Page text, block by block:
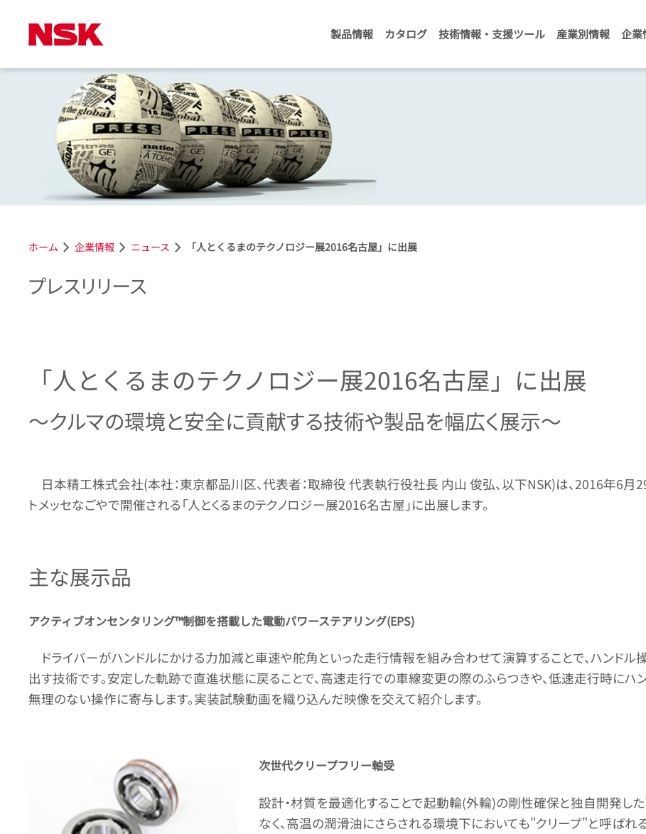
ホーム 企業情報 ニュース 「人とくるまのテクノロジー展2016名古屋」に出展
製品情報 カタログ 技術情報・支援ツール 産業別情報 企業
プレスリリース
「人とくるまのテクノロジー展2016名古屋」に出展
～クルマの環境と安全に貢献する技術や製品を幅広く展示～
日本精工株式会社(本社：東京都品川区、代表者：取締役 代表執行役社長 内山 俊弘、以下NSK)は、2016年6
トメッセなごやで開催される「人とくるまのテクノロジー展2016名古屋」に出展します。
主な展示品
アクティブオンセンタリング™制御を搭載した電動パワーステアリング(EPS)
ドライバーがハンドルにかける力加減と車速や舵角といった走行情報を組み合わせて演算することで、ハンド
出す技術です。安定した軌跡で直進状態に戻ることで、高速走行での車線変更の際のふらつきや、低速走行時にハン
無理のない操作に寄与します。実装試験動画を織り込んだ映像を交えて紹介します。
次世代クリープフリー軸受
設計・材質を最適化することで起動輪(外輪)の剛性確保と独自開発し
なく、高温の潤滑油にさらされる環境下においても"クリープ"と呼ばれ